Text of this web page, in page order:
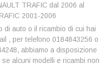
TRAFIC dal 2006 al
2001-2006
di auto o il ricambio di cui hai
, per telefono 0184843256 o
abbiamo a disposizione
alcuni modelli e ricambi non